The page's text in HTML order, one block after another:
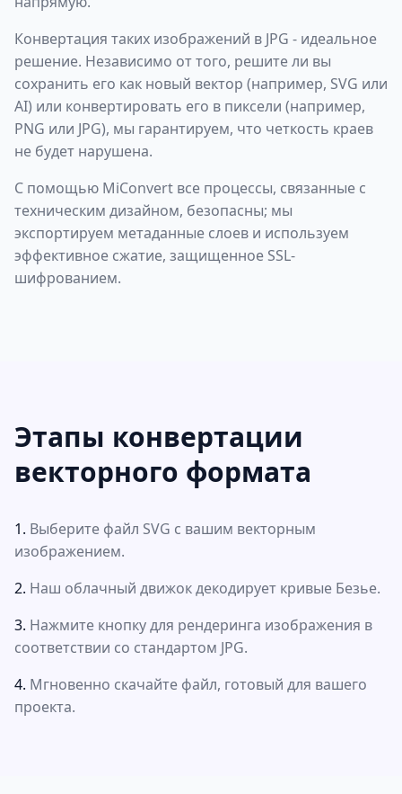
Конвертация таких изображений в JPG - идеальное
решение. Независимо от того, решите ли вы
сохранить его как новый вектор (например, SVG или
AI) или конвертировать его в пиксели (например,
PNG или JPG), мы гарантируем, что четкость краев
не будет нарушена.
С помощью MiConvert все процессы, связанные с
техническим дизайном, безопасны; мы
экспортируем метаданные слоев и используем
эффективное сжатие, защищенное SSL-
шифрованием.
Этапы конвертации
векторного формата
Выберите файл SVG с вашим векторным
изображением.
Наш облачный движок декодирует кривые Безье.
Нажмите кнопку для рендеринга изображения в
соответствии со стандартом JPG.
Мгновенно скачайте файл, готовый для вашего
проекта.